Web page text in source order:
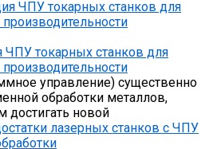
токарных станков для
управление) существенно
обработки металлов,
достигать новой